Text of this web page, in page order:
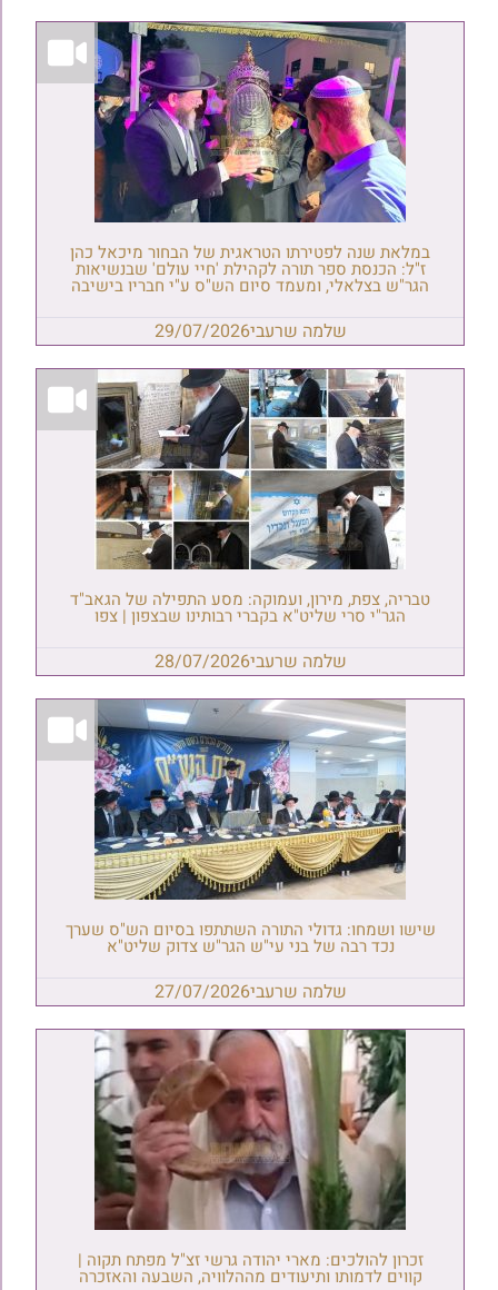
במלאת שנה לפטירתו הטראגית של הבחור מיכאל כהן
ז"ל: הכנסת ספר תורה לקהילת 'חיי עולם' שבנשיאות
הגר"ש בצלאלי, ומעמד סיום הש"ס ע"י חבריו בישיבה
שלמה שרעבי29/07/2026
טבריה, צפת, מירון, ועמוקה: מסע התפילה של הגאב"ד
הגר"י סרי שליט"א בקברי רבותינו שבצפון | צפו
שלמה שרעבי28/07/2026
שישו ושמחו: גדולי התורה השתתפו בסיום הש"ס שערך
נכד רבה של בני עי"ש הגר"ש צדוק שליט"א
שלמה שרעבי27/07/2026
זכרון להולכים: מארי יהודה גרשי זצ"ל מפתח תקוה |
קווים לדמותו ותיעודים מההלוויה, השבעה והאזכרה